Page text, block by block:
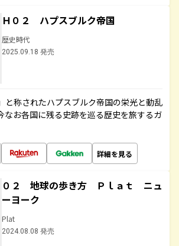
Ｈ０２ ハプスブルク帝国
歴史時代
2025.09.18 発売
と称されたハプスブルク帝国の栄光と動乱
なお各国に残る史跡を巡る歴史を旅するガ
詳細を見る
０２ 地球の歩き方 Ｐｌａｔ ニュ
ーヨーク
Plat
2024.08.08 発売